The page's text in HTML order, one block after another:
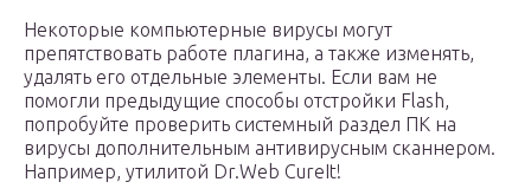
Некоторые компьютерные вирусы могут
препятствовать работе плагина, а также изменять,
удалять его отдельные элементы. Если вам не
помогли предыдущие способы отстройки Flash,
попробуйте проверить системный раздел ПК на
вирусы дополнительным антивирусным сканнером.
Например, утилитой Dr.Web CureIt!